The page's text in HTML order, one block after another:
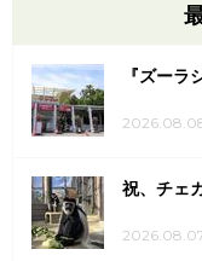
『ズーラ
祝、チェ